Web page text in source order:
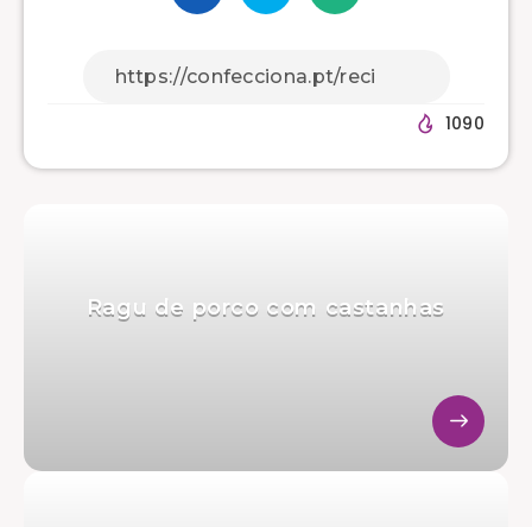
1090
Ragu de porco com castanhas